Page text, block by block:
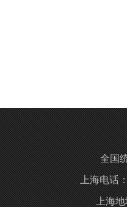
全国
上海电话
上海